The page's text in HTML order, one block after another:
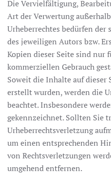
Die Vervielfältigung,
Art der Verwertung
Urheberrechtes bedürfen
des jeweiligen Autors bzw.
Kopien dieser Seite sind nur
kommerziellen Gebrauch
Soweit die Inhalte auf dieser
erstellt wurden, werden die
beachtet. Insbesondere
gekennzeichnet. Sollten Sie
Urheberrechtsverletzung
um einen entsprechenden
von Rechtsverletzungen
umgehend entfernen.